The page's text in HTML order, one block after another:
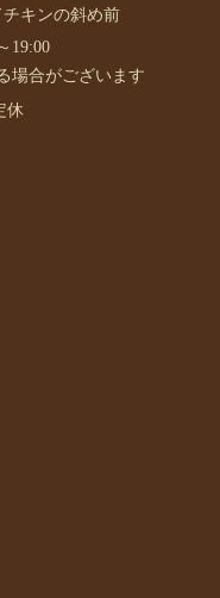
キンの斜め前
19:00
場合がございます
休